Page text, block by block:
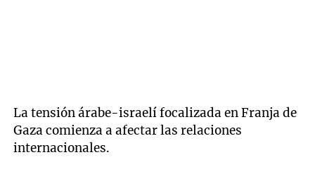
La tensión árabe-israelí focalizada en Franja de
Gaza comienza a afectar las relaciones
internacionales.